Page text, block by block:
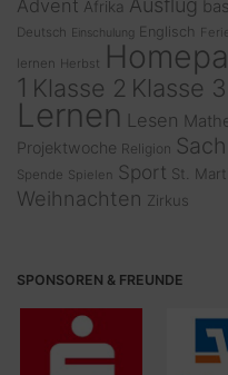
Advent Afrika
Deutsch Einschulung Englisch
lernen Herbst
1 Klasse 2 Klasse 3
Lernen Lesen
Projektwoche Religion
Spende Spielen Sport St.
Weihnachten Zirkus
SPONSOREN & FREUNDE